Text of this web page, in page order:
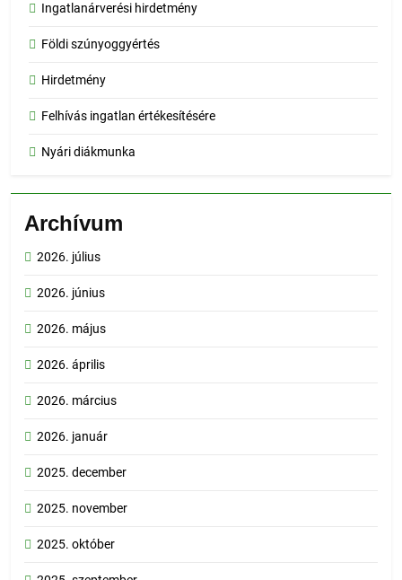
Ingatlanárverési hirdetmény
Földi szúnyoggyértés
Hirdetmény
Felhívás ingatlan értékesítésére
Nyári diákmunka
Archívum
2026. július
2026. június
2026. május
2026. április
2026. március
2026. január
2025. december
2025. november
2025. október